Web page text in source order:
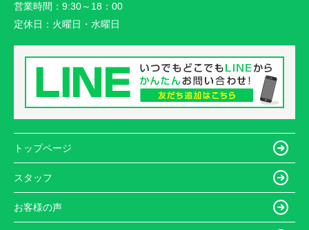
営業時間： 9:30～18：00
定休日： 火曜日・水曜日
トップページ
スタッフ
お客様の声